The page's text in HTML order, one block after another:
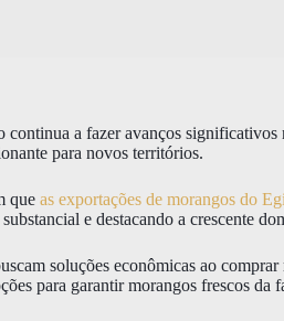
continua a fazer avanços
para novos territórios.
que as exportações de morangos do
e destacando a crescente
soluções econômicas ao
para garantir morangos frescos da